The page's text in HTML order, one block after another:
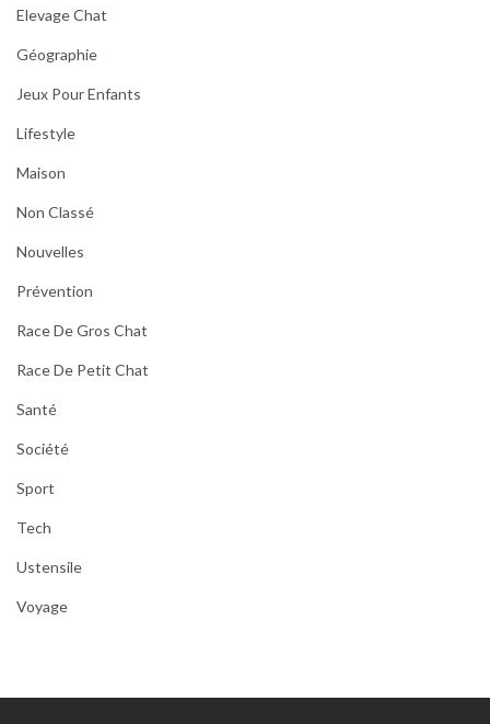
Elevage Chat
Géographie
Jeux Pour Enfants
Lifestyle
Maison
Non Classé
Nouvelles
Prévention
Race De Gros Chat
Race De Petit Chat
Santé
Société
Sport
Tech
Ustensile
Voyage